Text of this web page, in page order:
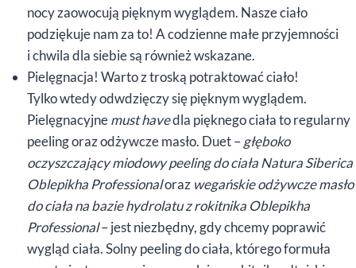
nocy zaowocują pięknym wyglądem. Nasze ciało
podziękuje nam za to! A codzienne małe przyjemności
i chwila dla siebie są również wskazane.
Pielęgnacja! Warto z troską potraktować ciało!
Tylko wtedy odwdzięczy się pięknym wyglądem.
Pielęgnacyjnemust havedla pięknego ciała to regularny
peeling oraz odżywcze masło. Duet –głęboko
oczyszczający miodowy peeling do ciała Natura Siberica
Oblepikha Professionaloraz wegańskie odżywcze masło
do ciała na bazie hydrolatu z rokitnika Oblepikha
Professional– jest niezbędny, gdy chcemy poprawić
wygląd ciała. Solny peeling do ciała, którego formuła